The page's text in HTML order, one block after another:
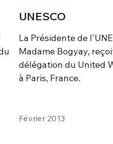
UNESCO
La Présidente de
Madame Bogyay,
délégation du United
à Paris, France.
Février 2013